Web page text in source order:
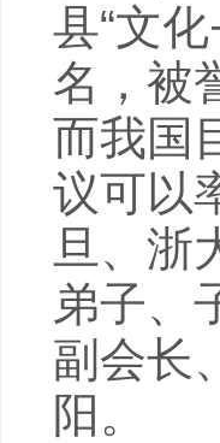
县“文
名，被
而我国
议可以
旦、浙
弟子、
副会长
阳。